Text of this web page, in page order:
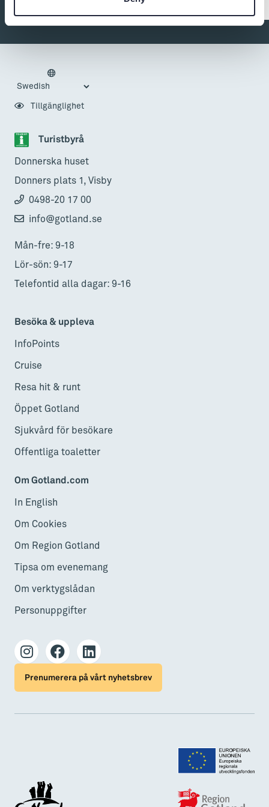
Turistbyrå
Donnerska huset
Donners plats 1, Visby
0498-20 17 00
info@gotland.se
Mån-fre: 9-18
Lör-sön: 9-17
Telefontid alla dagar: 9-16
Besöka & uppleva
InfoPoints
Cruise
Resa hit & runt
Öppet Gotland
Sjukvård för besökare
Offentliga toaletter
Om Gotland.com
In English
Om Cookies
Om Region Gotland
Tipsa om evenemang
Om verktygslådan
Personuppgifter
Tillgänglighet
Prenumerera på vårt nyhetsbrev